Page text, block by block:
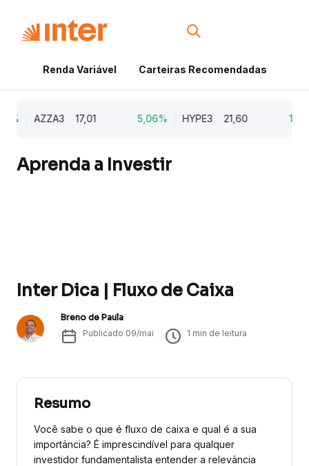
Renda Variável Carteiras Recomendadas
AZZA3 17,01 5,06% HYPE3 21,60 1,27%
Aprenda a Investir
Inter Dica | Fluxo de Caixa
Breno de Paula
Publicado 09/mai 1 min de leitura
Resumo
Você sabe o que é fluxo de caixa e qual é a sua
importância? É imprescindível para qualquer
investidor fundamentalista entender a relevância